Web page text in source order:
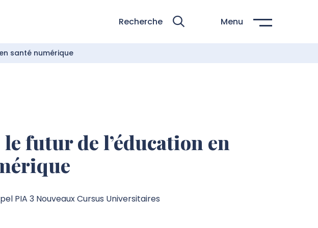
Recherche Menu
santé numérique
le futur de l’éducation en
PIA 3 Nouveaux Cursus Universitaires